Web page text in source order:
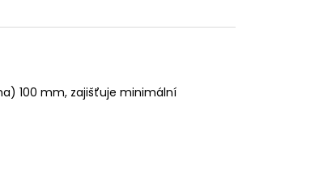
100 mm, zajišťuje minimální